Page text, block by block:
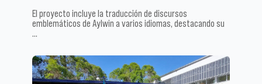
El proyecto incluye la traducción de discursos
emblemáticos de Aylwin a varios idiomas, destacando su
…